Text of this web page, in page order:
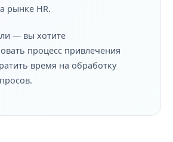
рынке HR.
— вы хотите
процесс привлечения
время на обработку